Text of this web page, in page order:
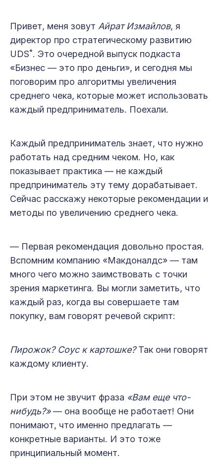
Привет, меня зовут Айрат Измайлов, я
директор про стратегическому развитию
UDS˚. Это очередной выпуск подкаста
«Бизнес — это про деньги», и сегодня мы
поговорим про алгоритмы увеличения
среднего чека, которые может использовать
каждый предприниматель. Поехали.
Каждый предприниматель знает, что нужно
работать над средним чеком. Но, как
показывает практика — не каждый
предприниматель эту тему дорабатывает.
Сейчас расскажу некоторые рекомендации и
методы по увеличению среднего чека.
— Первая рекомендация довольно простая.
Вспомним компанию «Макдоналдс» — там
много чего можно заимствовать с точки
зрения маркетинга. Вы могли заметить, что
каждый раз, когда вы совершаете там
покупку, вам говорят речевой скрипт:
Пирожок? Соус к картошке?Так они говорят
каждому клиенту.
При этом не звучит фраза «Вам еще что-
нибудь?»— она вообще не работает! Они
понимают, что именно предлагать —
конкретные варианты. И это тоже
принципиальный момент.